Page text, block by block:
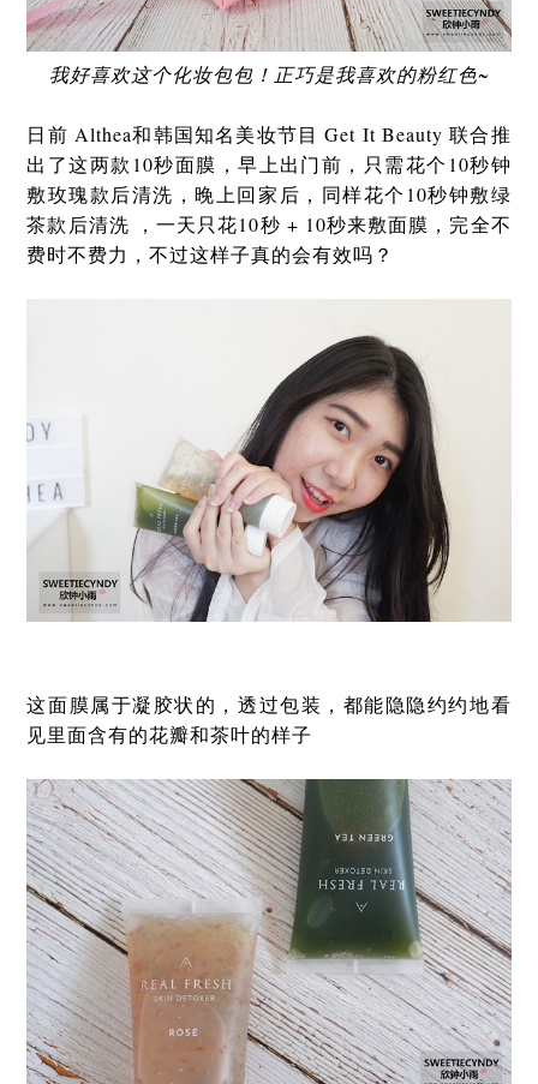
我好喜欢这个化妆包包！正巧是我喜欢的粉红色~
日前 Althea和韩国知名美妆节目 Get It Beauty 联合推
出了这两款10秒面膜，早上出门前，只需花个10秒钟
敷玫瑰款后清洗，晚上回家后，同样花个10秒钟敷绿
茶款后清洗 ，一天只花10秒 + 10秒来敷面膜，完全不
费时不费力，不过这样子真的会有效吗？
这面膜属于凝胶状的，透过包装，都能隐隐约约地看
见里面含有的花瓣和茶叶的样子